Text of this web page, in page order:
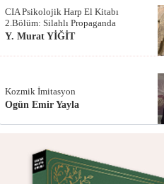
CIA Psikolojik Harp El Kitabı
2.Bölüm: Silahlı Propaganda
Y. Murat YİĞİT
Kozmik İmitasyon
Ogün Emir Yayla